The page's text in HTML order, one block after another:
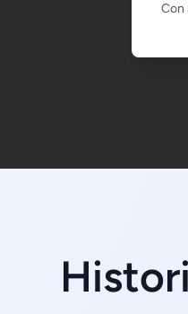
Con